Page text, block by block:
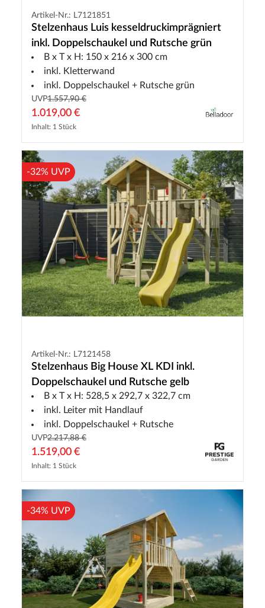
Artikel-Nr.: L7121851
Stelzenhaus Luis kesseldruckimprägniert
inkl. Doppelschaukel und Rutsche grün
B x T x H: 150 x 216 x 300 cm
inkl. Kletterwand
inkl. Doppelschaukel + Rutsche grün
UVP1.557,90 €
1.019,00 €
Inhalt: 1 Stück
-32% UVP
Artikel-Nr.: L7121458
Stelzenhaus Big House XL KDI inkl.
Doppelschaukel und Rutsche gelb
B x T x H: 528,5 x 292,7 x 322,7 cm
inkl. Leiter mit Handlauf
inkl. Doppelschaukel + Rutsche
UVP2.217,88 €
1.519,00 €
Inhalt: 1 Stück
-34% UVP